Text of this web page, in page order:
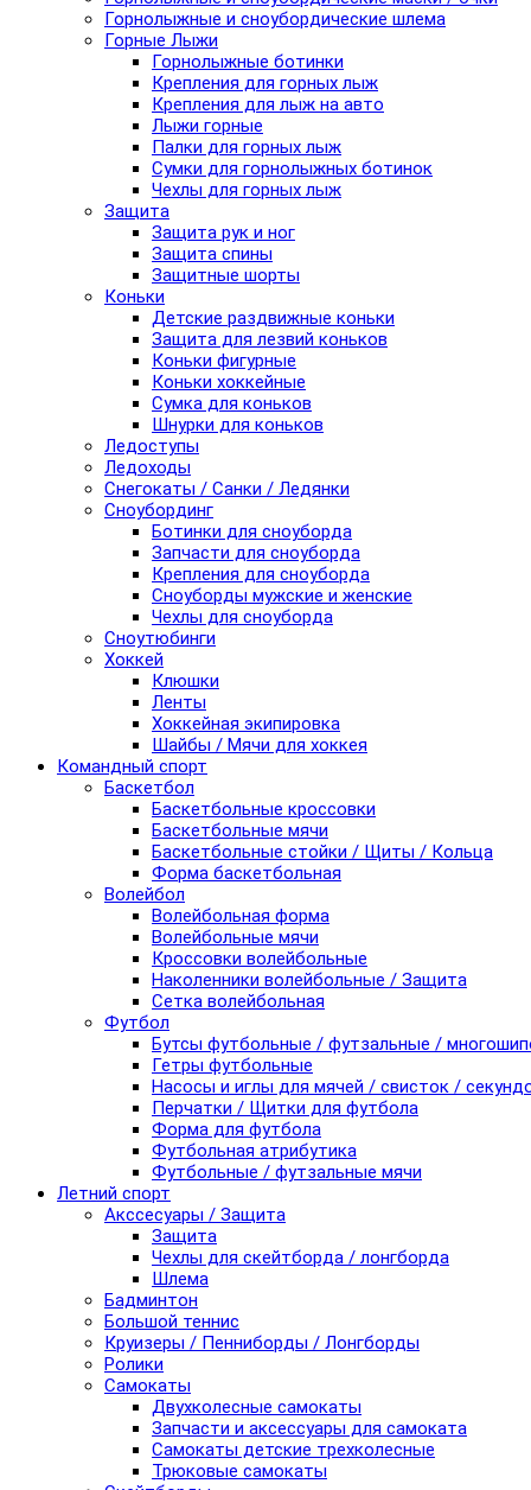
Горнолыжные и сноубордические шлема
Горные Лыжи
Горнолыжные ботинки
Крепления для горных лыж
Крепления для лыж на авто
Лыжи горные
Палки для горных лыж
Сумки для горнолыжных ботинок
Чехлы для горных лыж
Защита
Защита рук и ног
Защита спины
Защитные шорты
Коньки
Детские раздвижные коньки
Защита для лезвий коньков
Коньки фигурные
Коньки хоккейные
Сумка для коньков
Шнурки для коньков
Ледоступы
Ледоходы
Снегокаты / Санки / Ледянки
Сноубординг
Ботинки для сноуборда
Запчасти для сноуборда
Крепления для сноуборда
Сноуборды мужские и женские
Чехлы для сноуборда
Сноутюбинги
Хоккей
Клюшки
Ленты
Хоккейная экипировка
Шайбы / Мячи для хоккея
Командный спорт
Баскетбол
Баскетбольные кроссовки
Баскетбольные мячи
Баскетбольные стойки / Щиты / Кольца
Форма баскетбольная
Волейбол
Волейбольная форма
Волейбольные мячи
Кроссовки волейбольные
Наколенники волейбольные / Защита
Сетка волейбольная
Футбол
Бутсы футбольные / футзальные /
Гетры футбольные
Насосы и иглы для мячей / свисток /
Перчатки / Щитки для футбола
Форма для футбола
Футбольная атрибутика
Футбольные / футзальные мячи
Летний спорт
Акссесуары / Защита
Защита
Чехлы для скейтборда / лонгборда
Шлема
Бадминтон
Большой теннис
Круизеры / Пенниборды / Лонгборды
Ролики
Самокаты
Двухколесные самокаты
Запчасти и аксессуары для самоката
Самокаты детские трехколесные
Трюковые самокаты